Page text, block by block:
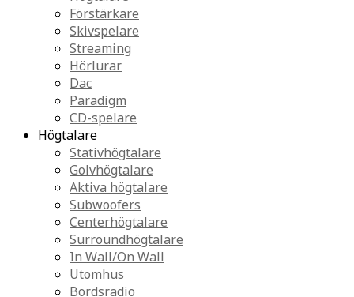
Förstärkare
Skivspelare
Streaming
Hörlurar
Dac
Paradigm
CD-spelare
Högtalare
Stativhögtalare
Golvhögtalare
Aktiva högtalare
Subwoofers
Centerhögtalare
Surroundhögtalare
In Wall/On Wall
Utomhus
Bordsradio